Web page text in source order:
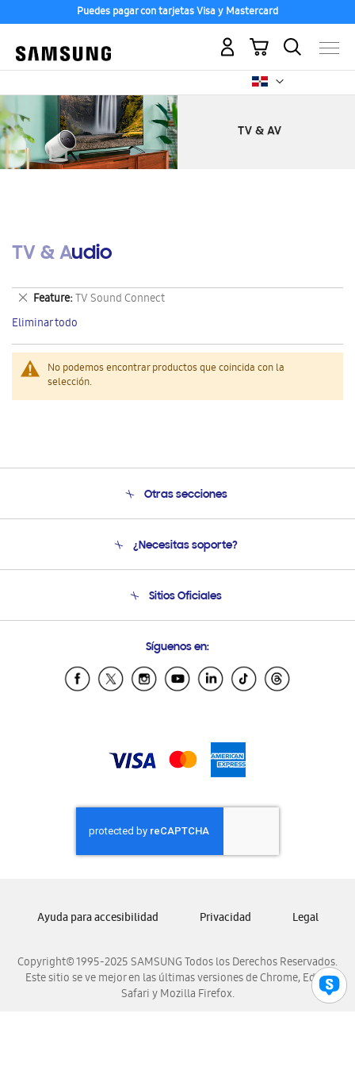
Puedes pagar con tarjetas Visa y Mastercard
Mi carrito
TV & Audio
No podemos encontrar productos que coincida con la
selección.
Feature TV Sound Connect
Eliminar
este
artículo
Eliminar todo
Otras secciones
Soporte
Seguimiento de tu pedido
¿Necesitas soporte?
Soporte vía eMail
Sitios Oficiales
Samsung Ecuador
Samsung El Salvador
Samsung Nicaragua
Samsung Panamá
Samsung República Dominicana
Samsung Venezuela
Síguenos en:
Copyright© 1995-2025 SAMSUNG Todos los Derechos Reservados.
Este sitio se ve mejor en las últimas versiones de Chrome, Edge,
Safari y Mozilla Firefox.
Ayuda para accesibilidad Privacidad Legal